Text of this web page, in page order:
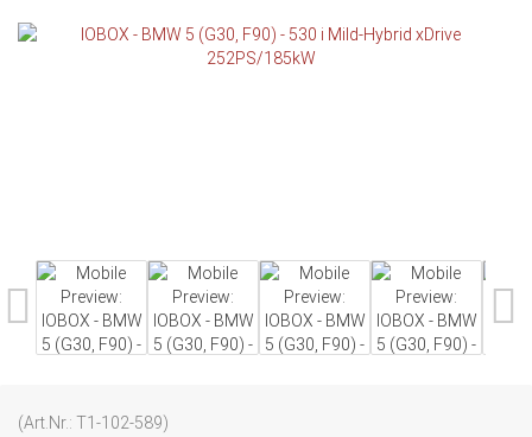
(Art.Nr.: T1-102-589)